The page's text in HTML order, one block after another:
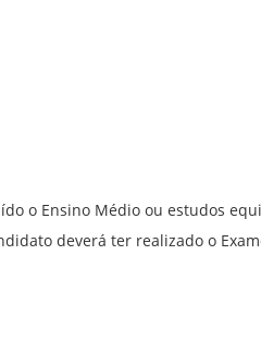
o Ensino Médio ou estudos
deverá ter realizado o